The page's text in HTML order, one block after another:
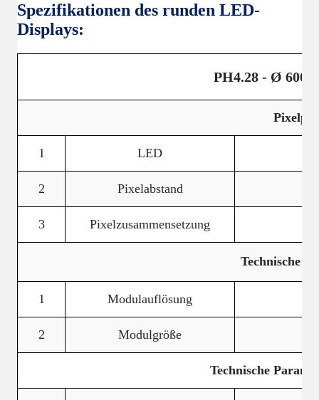
Spezifikationen des runden LED-
Displays:
PH4.28 - Ø
1 LED
2 Pixelabstand
3 Pixelzusammensetzung
Technische
1 Modulauflösung
2 Modulgröße
Technische